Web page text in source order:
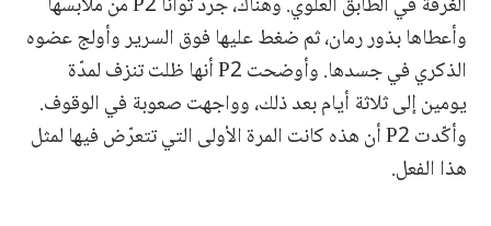
وأعطاها بذور رمان، ثم ضغط عليها فوق السرير وأولج عضوه
الذكري في جسدها. وأوضحت P2 أنها ظلت تنزف لمدّة
يومين إلى ثلاثة أيام بعد ذلك، وواجهت صعوبة في الوقوف.
وأكّدت P2 أن هذه كانت المرة الأولى التي تتعرّض فيها لمثل
هذا الفعل.